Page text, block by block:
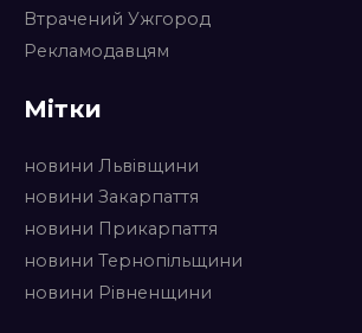
Втрачений Ужгород
Рекламодавцям
Мітки
новини Львівщини
новини Закарпаття
новини Прикарпаття
новини Тернопільщини
новини Рівненщини